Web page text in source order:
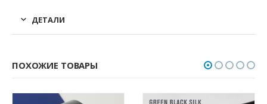
ДЕТАЛИ
ПОХОЖИЕ ТОВАРЫ